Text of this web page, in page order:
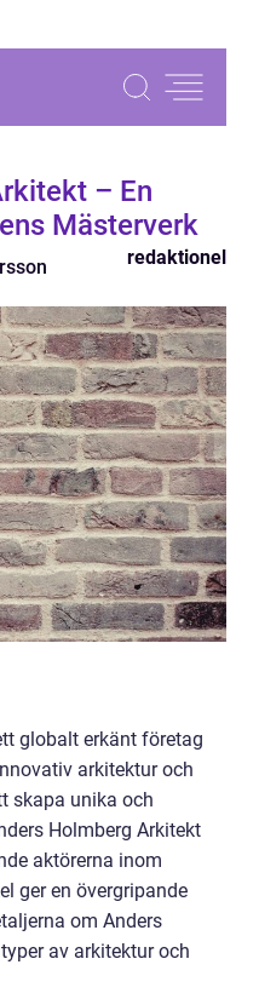
– En
Mästerverk
redaktionel
globalt erkänt företag
arkitektur och
skapa unika och
Holmberg Arkitekt
aktörerna inom
ger en övergripande
om Anders
av arkitektur och